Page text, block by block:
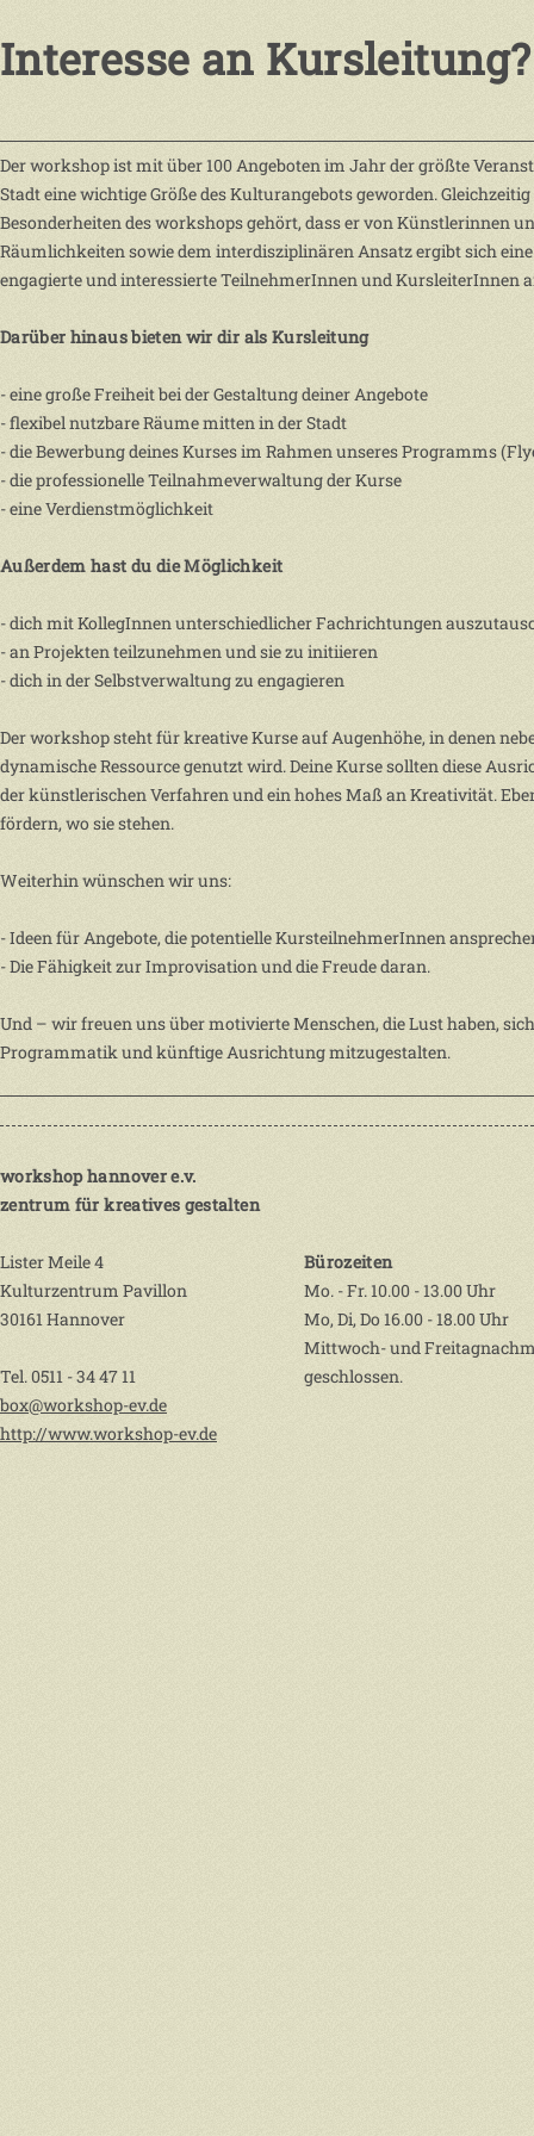
Interesse an Kursleitung?
Der workshop ist mit über 100 Angeboten im Jahr der größte
Stadt eine wichtige Größe des Kulturangebots geworden.
Besonderheiten des workshops gehört, dass er von Künstlerinnen
Räumlichkeiten sowie dem interdisziplinären Ansatz ergibt sich
engagierte und interessierte TeilnehmerInnen und KursleiterInnen
Darüber hinaus bieten wir dir als Kursleitung
- eine große Freiheit bei der Gestaltung deiner Angebote
- flexibel nutzbare Räume mitten in der Stadt
- die Bewerbung deines Kurses im Rahmen unseres Programms
- die professionelle Teilnahmeverwaltung der Kurse
- eine Verdienstmöglichkeit
Außerdem hast du die Möglichkeit
- dich mit KollegInnen unterschiedlicher Fachrichtungen
- an Projekten teilzunehmen und sie zu initiieren
- dich in der Selbstverwaltung zu engagieren
Der workshop steht für kreative Kurse auf Augenhöhe, in denen
dynamische Ressource genutzt wird. Deine Kurse sollten diese
der künstlerischen Verfahren und ein hohes Maß an Kreativität.
fördern, wo sie stehen.
Weiterhin wünschen wir uns:
- Ideen für Angebote, die potentielle KursteilnehmerInnen
- Die Fähigkeit zur Improvisation und die Freude daran.
Und – wir freuen uns über motivierte Menschen, die Lust haben,
Programmatik und künftige Ausrichtung mitzugestalten.
workshop hannover e.v.
zentrum für kreatives gestalten
Lister Meile 4
Kulturzentrum Pavillon
30161 Hannover
Tel. 0511 - 34 47 11
box@workshop-ev.de
http://www.workshop-ev.de
Bürozeiten
Mo. - Fr. 10.00 - 13.00 Uhr
Mo, Di, Do 16.00 - 18.00 Uhr
Mittwoch- und
geschlossen.